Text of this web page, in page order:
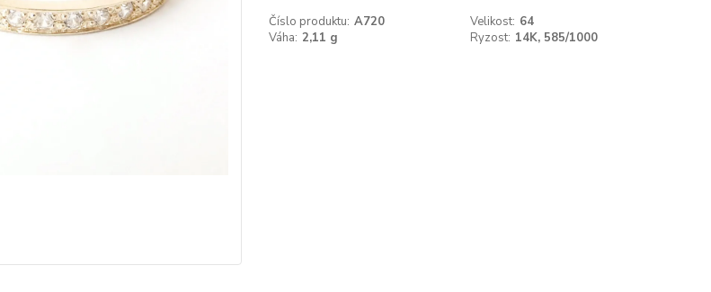
Číslo produktu: A720 Velikost: 64
Váha: 2,11 g Ryzost: 14K, 585/1000